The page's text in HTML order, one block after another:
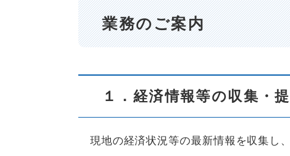
業務のご案内
１．経済情報等の収集・
現地の経済状況等の最新情報を収集し